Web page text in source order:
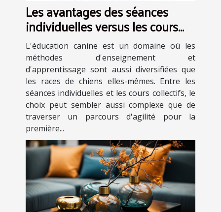
Les avantages des séances
individuelles versus les cours
collectifs en éducation canine
L'éducation canine est un domaine où les
méthodes d'enseignement et
d'apprentissage sont aussi diversifiées que
les races de chiens elles-mêmes. Entre les
séances individuelles et les cours collectifs, le
choix peut sembler aussi complexe que de
traverser un parcours d'agilité pour la
première...